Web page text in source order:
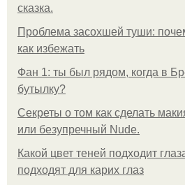
сказка.
Проблема засохшей туши:
как избежать
Фан 1: ты был рядом, когда в
бутылку?
Секреты о том как сделать
или безупречный Nude.
Какой цвет теней подходит
подходят для карих глаз